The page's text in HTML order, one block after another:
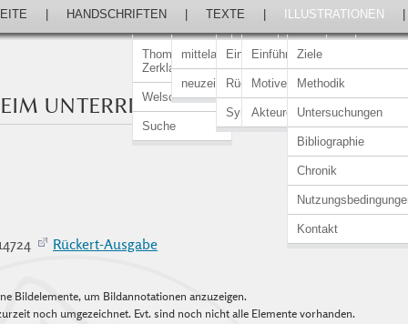
Thomasin von
Zerklaere
Welscher Gast
Suche
HANDSCHRIFTEN
mittelalterlich
neuzeitlich
TEXTE
Einführung
Rückert-Ausgabe
Synopsen
ILLUSTRATIONEN
Einführung
Motive
Akteure
Ziele
Methodik
Untersuchungen
Bibliographie
Chronik
Kontakt
UNTERRICHT
Rückert-Ausgabe
Bildelemente, um Bildannotationen anzuzeigen.
noch umgezeichnet. Evt. sind noch nicht alle Elemente vorhanden.